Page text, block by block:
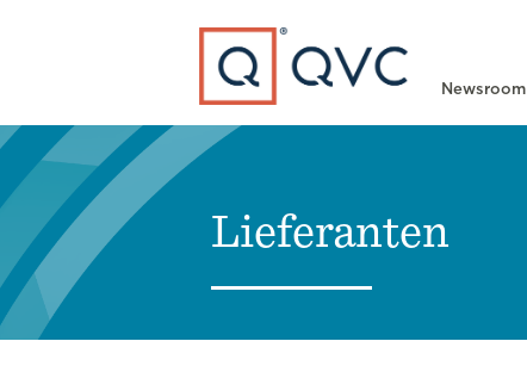
Newsroom
Type to search
Lieferanten